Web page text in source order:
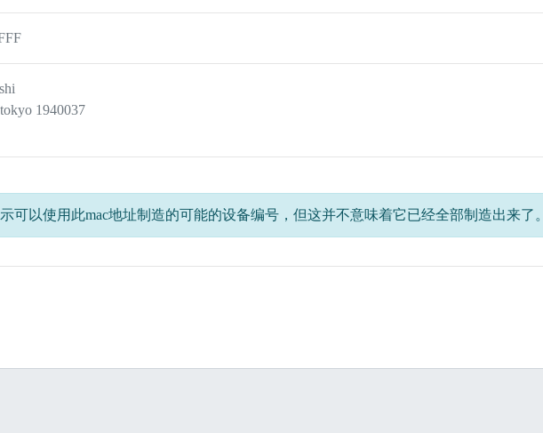
1940037
可以使用此mac地址制造的可能的设备编号，但这并不意味着它已经全部制造出来了。